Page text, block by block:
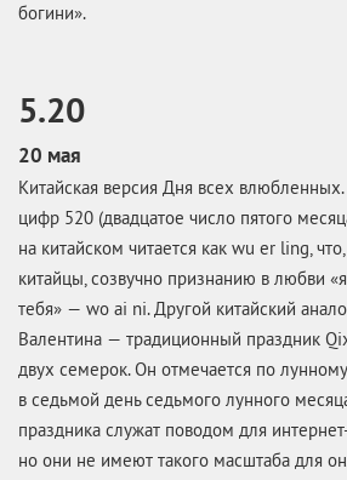
богини».
5.20
20 мая
Китайская версия Дня всех влюбленных.
цифр 520 (двадцатое число пятого
на китайском читается как wu er ling,
китайцы, созвучно признанию в любви
тебя» — wo ai ni. Другой китайский
Валентина — традиционный праздник
двух семерок. Он отмечается по
в седьмой день седьмого лунного
праздника служат поводом для
но они не имеют такого масштаба для